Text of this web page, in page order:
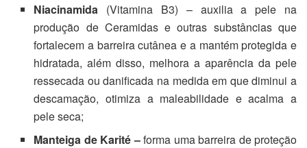
Niacinamida (Vitamina B3) – auxilia a pele na
produção de Ceramidas e outras substâncias que
fortalecem a barreira cutânea e a mantém protegida e
hidratada, além disso, melhora a aparência da pele
ressecada ou danificada na medida em que diminui a
descamação, otimiza a maleabilidade e acalma a
pele seca;
Manteiga de Karité –forma uma barreira de proteção